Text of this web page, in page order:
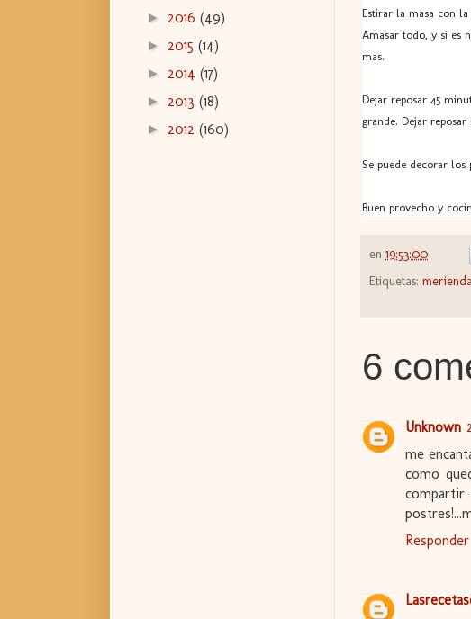
Estirar la masa con
Amasar todo, y si es
mas.
Dejar reposar 45
grande. Dejar
Se puede decorar
Buen provecho y
en 19:53:00
Etiquetas: merienda
6
Unknown
me
como
Responder
► 2016 (49)
► 2015 (14)
► 2014 (17)
► 2013 (18)
► 2012 (160)